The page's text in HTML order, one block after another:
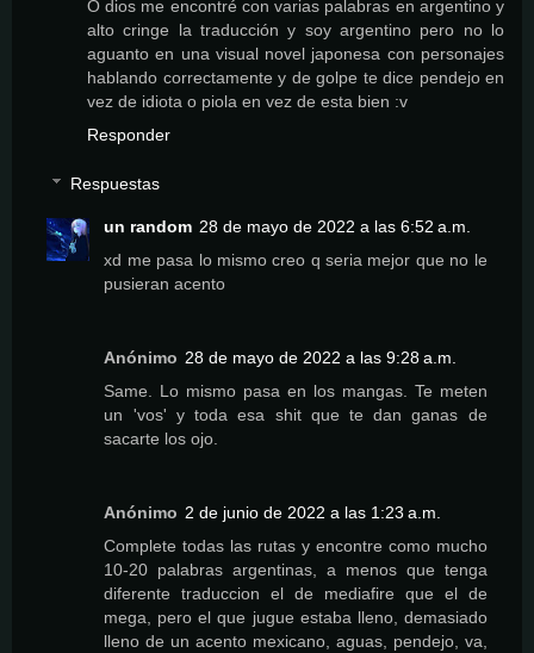
O dios me encontré con varias palabras en argentino y
alto cringe la traducción y soy argentino pero no lo
aguanto en una visual novel japonesa con personajes
hablando correctamente y de golpe te dice pendejo en
vez de idiota o piola en vez de esta bien :v
Responder
Respuestas
un random 28 de mayo de 2022 a las 6:52 a.m.
xd me pasa lo mismo creo q seria mejor que no le
pusieran acento
Anónimo 28 de mayo de 2022 a las 9:28 a.m.
Same. Lo mismo pasa en los mangas. Te meten
un 'vos' y toda esa shit que te dan ganas de
sacarte los ojo.
Anónimo 2 de junio de 2022 a las 1:23 a.m.
Complete todas las rutas y encontre como mucho
10-20 palabras argentinas, a menos que tenga
diferente traduccion el de mediafire que el de
mega, pero el que jugue estaba lleno, demasiado
lleno de un acento mexicano, aguas, pendejo, va,